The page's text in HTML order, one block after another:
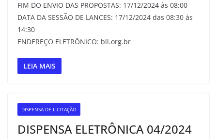
FIM DO ENVIO DAS PROPOSTAS: 17/12/2024 às 08:00
DATA DA SESSÃO DE LANCES: 17/12/2024 das 08:30 às
14:30
ENDEREÇO ELETRÔNICO: bll.org.br
LEIA MAIS
DISPENSA DE LICITAÇÃO
DISPENSA ELETRÔNICA 04/2024